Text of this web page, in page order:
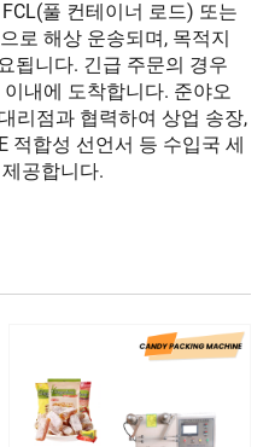
풀 컨테이너 로드) 또는
로 해상 운송되며, 목적지
됩니다. 긴급 주문의 경우
내에 도착합니다. 준야오
리점과 협력하여 상업 송장,
적합성 선언서 등 수입국 세
공합니다.